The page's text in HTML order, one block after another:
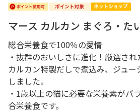
マース カルカン まぐろ・
総合栄養食で100％の愛情
・抜群のおいしさに進化！厳選さ
カルカン特製だしで煮込み、ジュ
しました。
・1歳以上の猫に必要な栄養素がバ
合栄養食です。